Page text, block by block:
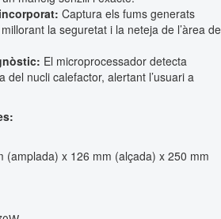
Captura els fums generats
la seguretat i la neteja de l’àrea de
El microprocessador detecta
del nucli calefactor, alertant l’usuari a
(amplada) x 126 mm (alçada) x 250 mm